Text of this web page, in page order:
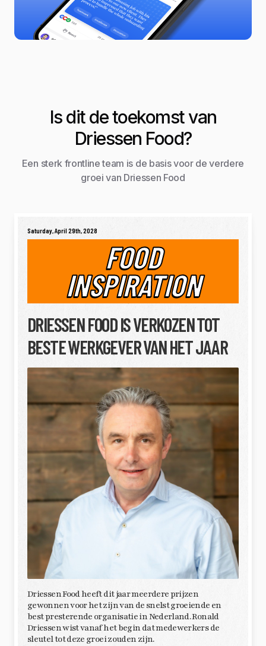
Saturday, April 29th, 2028
FOOD
INSPIRATION
DRIESSEN FOOD IS VERKOZEN TOT
BESTE WERKGEVER VAN HET JAAR
Driessen Food heeft dit jaar meerdere prijzen
gewonnen voor het zijn van de snelst groeiende en
best presterende organisatie in Nederland. Ronald
Driessen wist vanaf het begin dat medewerkers de
sleutel tot deze groei zouden zijn.
Is dit de toekomst van
Driessen Food?
Een sterk frontline team is de basis voor de verdere
groei van Driessen Food